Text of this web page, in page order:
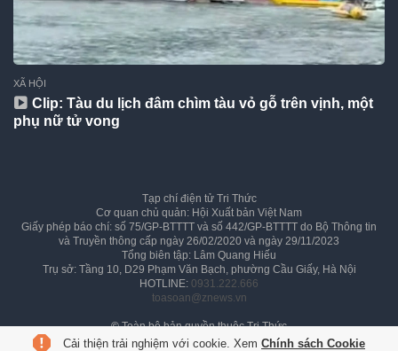
XÃ HỘI
Clip: Tàu du lịch đâm chìm tàu vỏ gỗ trên vịnh, một
phụ nữ tử vong
Tạp chí điện tử Tri Thức
Cơ quan chủ quản: Hội Xuất bản Việt Nam
Giấy phép báo chí: số 75/GP-BTTTT và số 442/GP-BTTTT do Bộ Thông tin
và Truyền thông cấp ngày 26/02/2020 và ngày 29/11/2023
Tổng biên tập: Lâm Quang Hiếu
Trụ sở: Tầng 10, D29 Phạm Văn Bạch, phường Cầu Giấy, Hà Nội
HOTLINE: 0931.222.666
toasoan@znews.vn
©Toàn bộ bản quyền thuộc Tri Thức
Cải thiện trải nghiệm với cookie. Xem Chính sách Cookie